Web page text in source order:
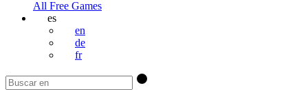
All Free Games
es
en
de
fr